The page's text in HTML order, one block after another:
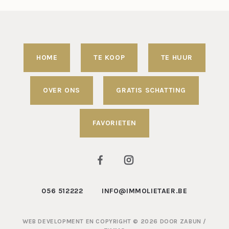
HOME TE KOOP TE HUUR
OVER ONS GRATIS SCHATTING
FAVORIETEN
056 512222 INFO@IMMOLIETAER.BE
WEB DEVELOPMENT EN COPYRIGHT © 2026 DOOR ZABUN /